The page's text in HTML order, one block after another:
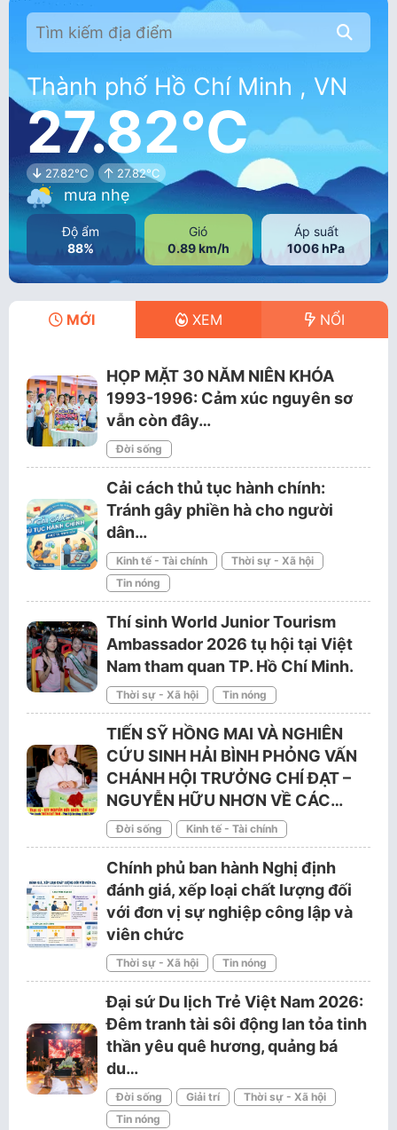
Thành phố Hồ Chí Minh , VN
27.82°C
27.82°C 27.82°C
mưa nhẹ
Độ ẩm
88%
Gió
0.89 km/h
Áp suất
1006 hPa
MỚI XEM NỔI
HỌP MẶT 30 NĂM NIÊN KHÓA
1993-1996: Cảm xúc nguyên sơ
vẫn còn đây…
Đời sống
Cải cách thủ tục hành chính:
Tránh gây phiền hà cho người
dân…
Kinh tế - Tài chính
Thời sự - Xã hội
Tin nóng
Thí sinh World Junior Tourism
Ambassador 2026 tụ hội tại Việt
Nam tham quan TP. Hồ Chí Minh.
Thời sự - Xã hội Tin nóng
TIẾN SỸ HỒNG MAI VÀ NGHIÊN
CỨU SINH HẢI BÌNH PHỎNG VẤN
CHÁNH HỘI TRƯỞNG CHÍ ĐẠT –
NGUYỄN HỮU NHƠN VỀ CÁC…
Đời sống Kinh tế - Tài chính
Chính phủ ban hành Nghị định
đánh giá, xếp loại chất lượng đối
với đơn vị sự nghiệp công lập và
viên chức
Thời sự - Xã hội Tin nóng
Đại sứ Du lịch Trẻ Việt Nam 2026:
Đêm tranh tài sôi động lan tỏa tinh
thần yêu quê hương, quảng bá
du…
Đời sống Giải trí
Thời sự - Xã hội
Tin nóng